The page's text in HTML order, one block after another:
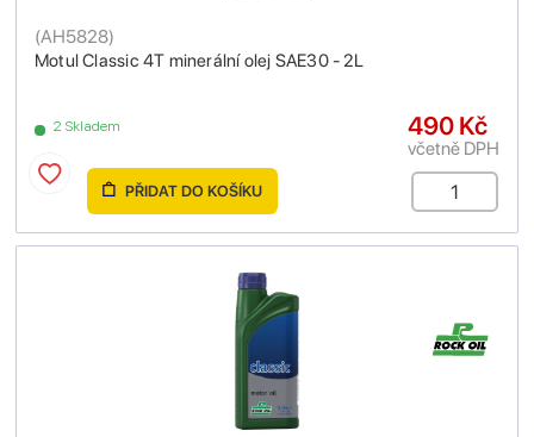
Motul Classic 4T minerální olej SAE30 - 2L
(AH5828)
2 Skladem 490 Kč
včetně DPH
PŘIDAT DO KOŠÍKU